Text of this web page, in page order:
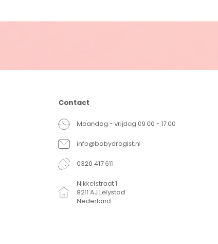
Contact
Maandag - vrijdag 09.00 - 17.00
info@babydrogist.nl
0320 417 611
Nikkelstraat 1
8211 AJ Lelystad
Nederland